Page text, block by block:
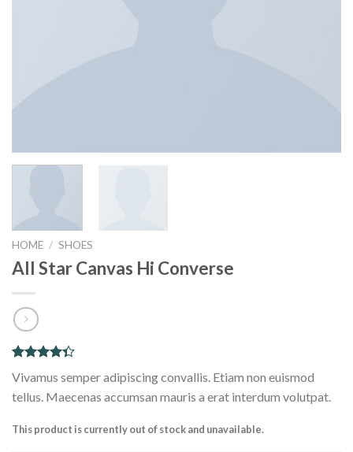
HOME / SHOES
All Star Canvas Hi Converse
4.33out
of 5
ratings
Vivamus semper adipiscing convallis. Etiam non euismod
tellus. Maecenas accumsan mauris a erat interdum volutpat.
This product is currently out of stock and unavailable.